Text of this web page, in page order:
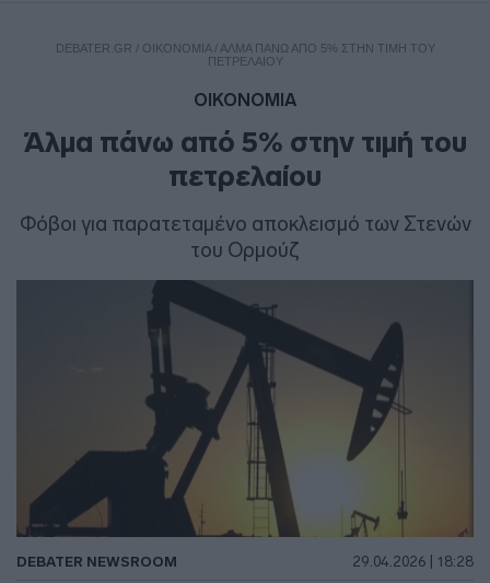
DEBATER.GR / ΟΙΚΟΝΟΜΙΑ/ ΆΛΜΑ ΠΆΝΩ ΑΠΌ 5% ΣΤΗΝ ΤΙΜΉ ΤΟΥ
ΠΕΤΡΕΛΑΊΟΥ
ΟΙΚΟΝΟΜΙΑ
Άλμα πάνω από 5% στην τιμή του
πετρελαίου
Φόβοι για παρατεταμένο αποκλεισμό των Στενών
του Ορμούζ
DEBATER NEWSROOM 29.04.2026 | 18:28